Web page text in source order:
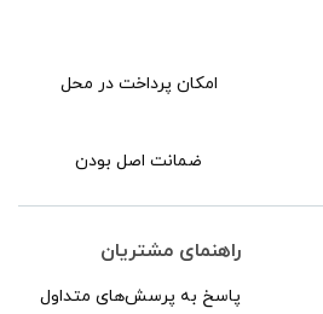
امکان پرداخت در محل
ضمانت اصل بودن
راهنمای مشتریان
پاسخ به پرسش‌های متداول